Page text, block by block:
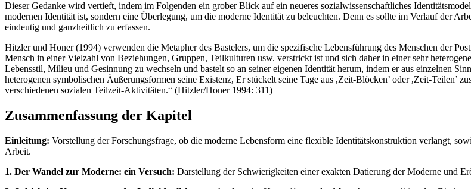
Dieser Gedanke wird vertieft, indem im Folgenden ein grober Blick auf ein neueres sozialwissenschaftliches
modernen Identität ist, sondern eine Überlegung, um die moderne Identität zu beleuchten. Denn es sollte im Verlauf der
eindeutig und ganzheitlich zu erfassen.
Hitzler und Honer (1994) verwenden die Metapher des Bastelers, um die spezifische Lebensführung des Menschen der
Mensch in einer Vielzahl von Beziehungen, Gruppen, Teilkulturen usw. verstrickt ist und sich daher in einer sehr
Lebensstil, Milieu und Gesinnung zu wechseln und bastelt so an seiner eigenen Identität herum, indem er aus einzelnen
heterogenen symbolischen Äußerungsformen seine Existenz, Er stückelt seine Tage aus ,Zeit-Blöcken’ oder ,Zeit-Teilen’
verschiedenen sozialen Teilzeit-Aktivitäten.“ (Hitzler/Honer 1994: 311)
Zusammenfassung der Kapitel
Einleitung: Vorstellung der Forschungsfrage, ob die moderne Lebensform eine flexible Identitätskonstruktion verlangt,
Arbeit.
1. Der Wandel zur Moderne: ein Versuch: Darstellung der Schwierigkeiten einer exakten Datierung der Moderne und